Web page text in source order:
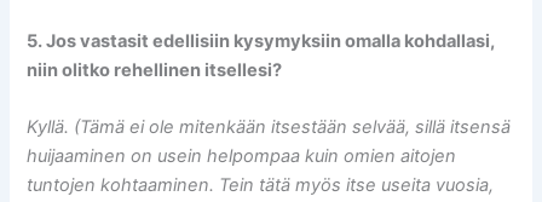
5. Jos vastasit edellisiin kysymyksiin omalla kohdallasi,
niin olitko rehellinen itsellesi?
Kyllä. (Tämä ei ole mitenkään itsestään selvää, sillä itsensä
huijaaminen on usein helpompaa kuin omien aitojen
tuntojen kohtaaminen. Tein tätä myös itse useita vuosia,